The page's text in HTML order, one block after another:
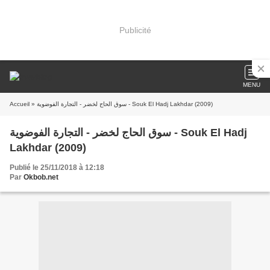
Publicité
MENU
Accueil » سوق الحاج لخضر - التجارة الفوضوية - Souk El Hadj Lakhdar (2009)
سوق الحاج لخضر - التجارة الفوضوية - Souk El Hadj
Lakhdar (2009)
Publié le 25/11/2018 à 12:18
Par Okbob.net